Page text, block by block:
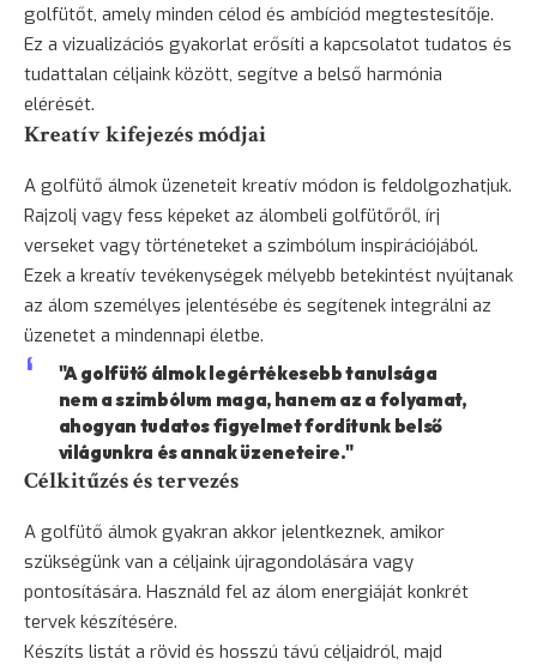
golfütőt, amely minden célod és ambíciód megtestesítője.
Ez a vizualizációs gyakorlat erősíti a kapcsolatot tudatos és
tudattalan céljaink között, segítve a belső harmónia
elérését.
Kreatív kifejezés módjai
A golfütő álmok üzeneteit kreatív módon is feldolgozhatjuk.
Rajzolj vagy fess képeket az álombeli golfütőről, írj
verseket vagy történeteket a szimbólum inspirációjából.
Ezek a kreatív tevékenységek mélyebb betekintést nyújtanak
az álom személyes jelentésébe és segítenek integrálni az
üzenetet a mindennapi életbe.
"A golfütő álmok legértékesebb tanulsága
nem a szimbólum maga, hanem az a folyamat,
ahogyan tudatos figyelmet fordítunk belső
világunkra és annak üzeneteire."
Célkitűzés és tervezés
A golfütő álmok gyakran akkor jelentkeznek, amikor
szükségünk van a céljaink újragondolására vagy
pontosítására. Használd fel az álom energiáját konkrét
tervek készítésére.
Készíts listát a rövid és hosszú távú céljaidról, majd